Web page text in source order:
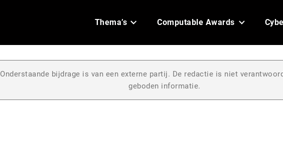
Thema’s Computable Awards
Onderstaande bijdrage is van een externe partij. De redactie is niet
geboden informatie.